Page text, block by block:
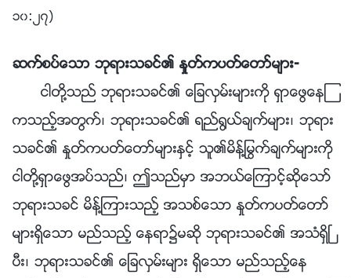
၁၀:၂၇)
ဆက္စပ္ေသာ ဘုရားသခင္၏ ႏႈတ္ကပတ္ေတာ္မ်ား-
ငါတို႔သည္ ဘုရားသခင္၏ ေျခလွမ္းမ်ားကို ရွာေဖြေနၾ
ကသည့္အတြက္၊ ဘုရားသခင္၏ ရည္႐ြယ္ခ်က္မ်ား၊ ဘုရား
သခင္၏ ႏႈတ္ကပတ္ေတာ္မ်ားႏွင့္ သူ၏မိန္႔ႁမြက္ခ်က္မ်ားကို
ငါတို႔ရွာေဖြအပ္သည္၊ ဤသည္မွာ အဘယ္ေၾကာင့္ဆိုေသာ္
ဘုရားသခင္ မိန္႔ၾကားသည့္ အသစ္ေသာ ႏႈတ္ကပတ္ေတာ္
မ်ားရွိေသာ မည္သည့္ ေနရာ၌မဆို ဘုရားသခင္၏ အသံရွိၿ
ပီး၊ ဘုရားသခင္၏ ေျခလွမ္းမ်ား ရွိေသာ မည္သည့္ေန